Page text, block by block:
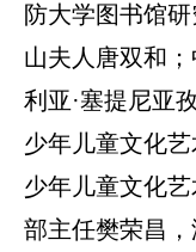
防大学图书馆
山夫人唐双和
利亚·塞提尼亚
少年儿童文化
少年儿童文化
部主任樊荣昌